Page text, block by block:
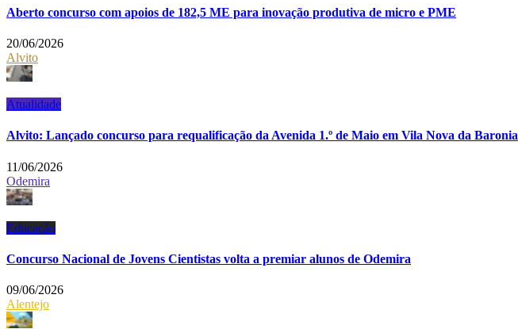
Aberto concurso com apoios de 182,5 ME para inovação produtiva de micro e PME
20/06/2026
Alvito
Atualidade
Alvito: Lançado concurso para requalificação da Avenida 1.º de Maio em Vila Nova da Baronia
11/06/2026
Odemira
Educação
Concurso Nacional de Jovens Cientistas volta a premiar alunos de Odemira
09/06/2026
Alentejo